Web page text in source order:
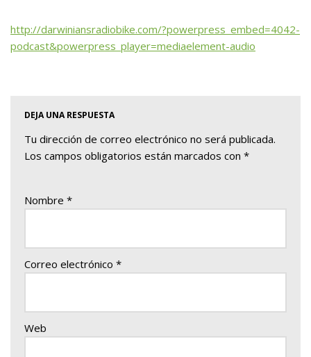
http://darwiniansradiobike.com/?powerpress_embed=4042-
podcast&powerpress_player=mediaelement-audio
DEJA UNA RESPUESTA
Tu dirección de correo electrónico no será publicada.
Los campos obligatorios están marcados con *
Nombre *
Correo electrónico *
Web